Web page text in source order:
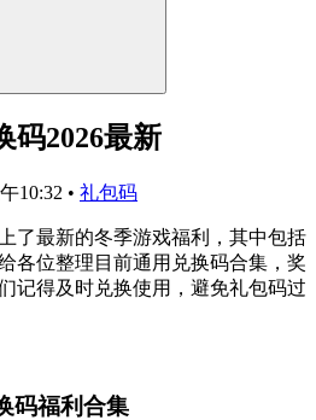
码2026最新
10:32 • 礼包码
了最新的冬季游戏福利，其中包括
各位整理目前通用兑换码合集，奖
记得及时兑换使用，避免礼包码过
码福利合集